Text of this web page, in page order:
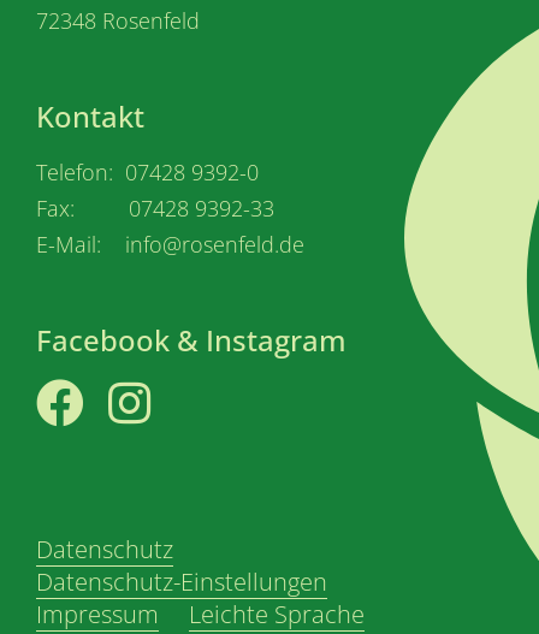
72348 Rosenfeld
Kontakt
Telefon: 07428 9392-0
Fax: 07428 9392-33
E-Mail: info@rosenfeld.de
Facebook & Instagram
Datenschutz
Datenschutz-Einstellungen
Impressum
Leichte Sprache